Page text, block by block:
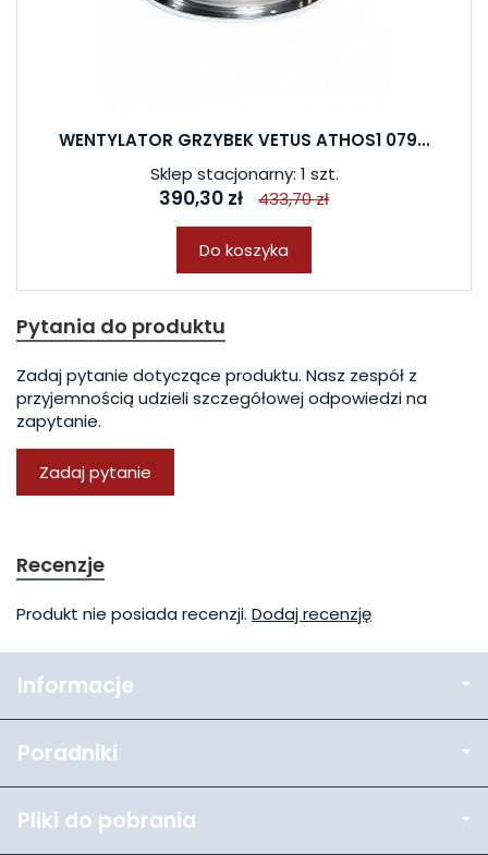
WENTYLATOR GRZYBEK VETUS ATHOS1 079...
Sklep stacjonarny: 1 szt.
390,30 zł 433,70 zł
Do koszyka
Pytania do produktu
Zadaj pytanie dotyczące produktu. Nasz zespół z
przyjemnością udzieli szczegółowej odpowiedzi na
zapytanie.
Zadaj pytanie
Recenzje
Produkt nie posiada recenzji. Dodaj recenzję
Informacje
Poradniki
Pliki do pobrania